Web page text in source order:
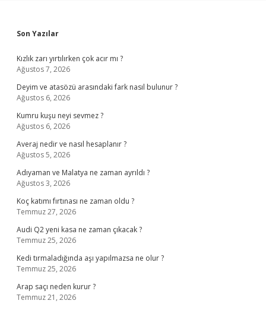
Sidebar
Son Yazılar
Kızlık zarı yırtılırken çok acır mı ?
Ağustos 7, 2026
Deyim ve atasözü arasındaki fark nasıl bulunur ?
Ağustos 6, 2026
Kumru kuşu neyi sevmez ?
Ağustos 6, 2026
Averaj nedir ve nasıl hesaplanır ?
Ağustos 5, 2026
Adıyaman ve Malatya ne zaman ayrıldı ?
Ağustos 3, 2026
Koç katımı fırtınası ne zaman oldu ?
Temmuz 27, 2026
Audi Q2 yeni kasa ne zaman çıkacak ?
Temmuz 25, 2026
Kedi tırmaladığında aşı yapılmazsa ne olur ?
Temmuz 25, 2026
Arap saçı neden kurur ?
Temmuz 21, 2026